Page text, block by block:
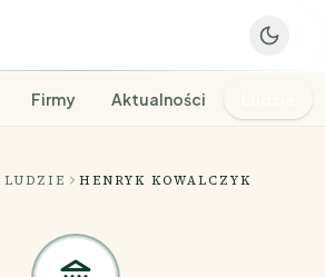
Firmy Aktualności
LUDZIE HENRYK KOWALCZYK